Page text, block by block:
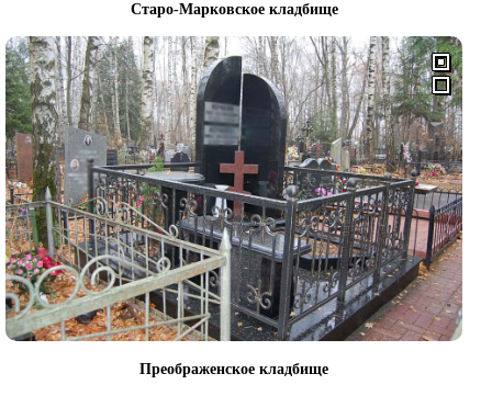
Старо-Марковское кладбище
Преображенское кладбище